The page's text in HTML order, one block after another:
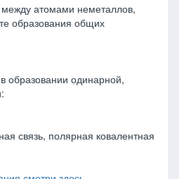
атомами неметаллов,
образования общих
образовании одинарной,
связь, полярная ковалентная